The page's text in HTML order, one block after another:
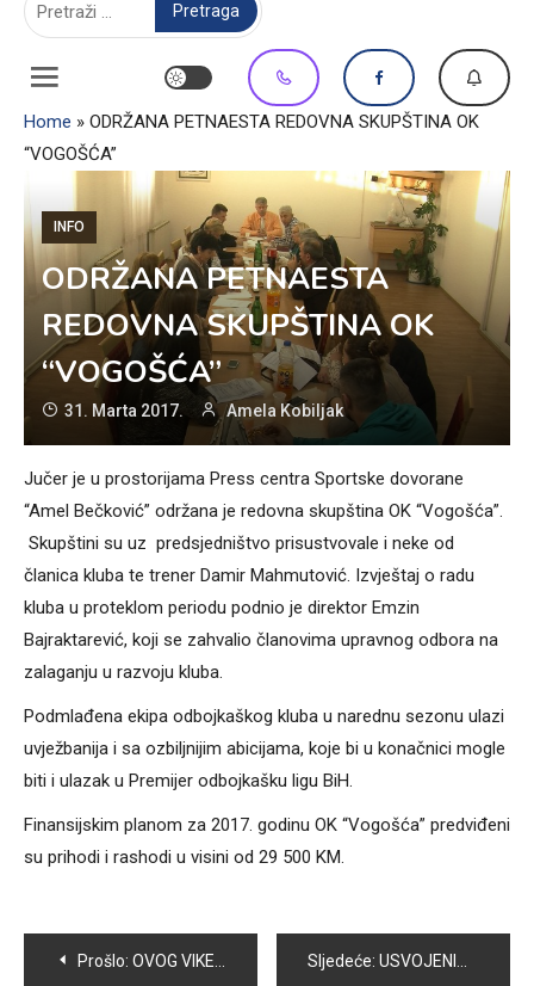
Home » ODRŽANA PETNAESTA REDOVNA SKUPŠTINA OK
“VOGOŠĆA”
INFO
ODRŽANA PETNAESTA
REDOVNA SKUPŠTINA OK
“VOGOŠĆA”
31. Marta 2017. Amela Kobiljak
Jučer je u prostorijama Press centra Sportske dovorane
“Amel Bečković” održana je redovna skupština OK “Vogošća”.
Skupštini su uz predsjedništvo prisustvovale i neke od
članica kluba te trener Damir Mahmutović. Izvještaj o radu
kluba u proteklom periodu podnio je direktor Emzin
Bajraktarević, koji se zahvalio članovima upravnog odbora na
zalaganju u razvoju kluba.
Podmlađena ekipa odbojkaškog kluba u narednu sezonu ulazi
uvježbanija i sa ozbiljnijim abicijama, koje bi u konačnici mogle
biti i ulazak u Premijer odbojkašku ligu BiH.
Finansijskim planom za 2017. godinu OK “Vogošća” predviđeni
su prihodi i rashodi u visini od 29 500 KM.
Navigacija
Prošlo: OVOG VIKENDA KONAČAN RASPLET U A1 KOŠARKAŠKOJ LIGI BIH Sljedeće: USVOJENIM IZMJENAMA I DOPUNAMA BUDŽET OPĆINE VOGOŠĆA POVEĆAN ZA 51% I SADA IZNOSI 14.344.000 KM